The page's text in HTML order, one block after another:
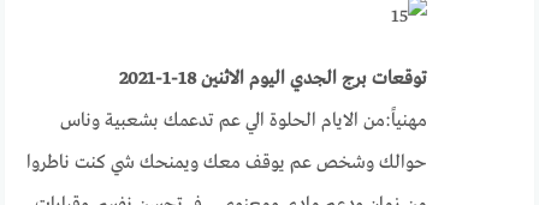
توقعات برج الجدي اليوم الاثنين 18-1-2021
مهنياً:من الايام الحلوة الي عم تدعمك بشعبية وناس
حوالك وشخص عم يوقف معك ويمنحك شي كنت ناطروا